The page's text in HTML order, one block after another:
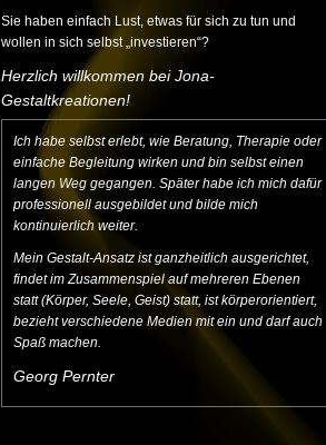
Sie haben einfach Lust, etwas für sich zu tun und
wollen in sich selbst „investieren“?
Herzlich willkommen bei Jona-
Gestaltkreationen!
Ich habe selbst erlebt, wie Beratung, Therapie oder
einfache Begleitung wirken und bin selbst einen
langen Weg gegangen. Später habe ich mich dafür
professionell ausgebildet und bilde mich
kontinuierlich weiter.
Mein Gestalt-Ansatz ist ganzheitlich ausgerichtet,
findet im Zusammenspiel auf mehreren Ebenen
statt (Körper, Seele, Geist) statt, ist körperorientiert,
bezieht verschiedene Medien mit ein und darf auch
Spaß machen.
Georg Pernter